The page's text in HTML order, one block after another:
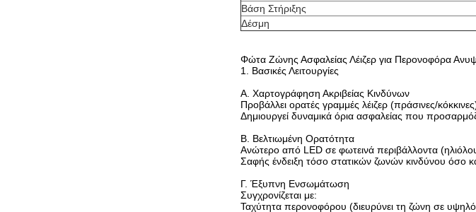
Βάση Στήριξης
Δέσμη
Φώτα Ζώνης Ασφαλείας Λέιζερ για Περονοφόρα
1. Βασικές Λειτουργίες
Α. Χαρτογράφηση Ακριβείας Κινδύνων
Προβάλλει ορατές γραμμές λέιζερ (πράσινες/
Δημιουργεί δυναμικά όρια ασφαλείας που
Β. Βελτιωμένη Ορατότητα
Ανώτερο από LED σε φωτεινά περιβάλλοντα
Σαφής ένδειξη τόσο στατικών ζωνών κινδύνου όσο
Γ. Έξυπνη Ενσωμάτωση
Συγχρονίζεται με:
Ταχύτητα περονοφόρου (διευρύνει τη ζώνη σε